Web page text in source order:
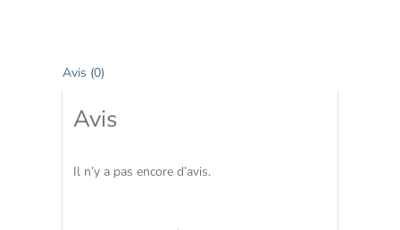
Avis (0)
Avis
Il n’y a pas encore d’avis.